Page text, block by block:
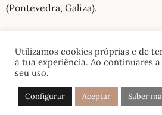
(Pontevedra, Galiza).
Terra de Presença 2020-2024
reservados.
Utilizamos cookies próprias e de
a tua experiência. Ao continuares a
seu uso.
Configurar Aceptar Saber